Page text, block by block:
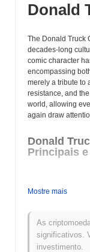
Donald
The Donald Truck
decades-long
comic character
encompassing
merely a tribute to
resistance, and
world, allowing
again draw
Donald
Principais
exchanges de
Qual é o
Donald Truck
Mostre mais
As
significativos.
investimento.